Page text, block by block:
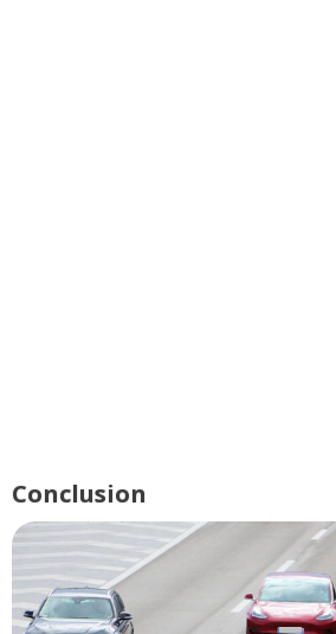
Conclusion